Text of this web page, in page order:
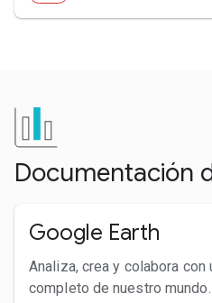
Documentación
Google Earth
Analiza, crea y colabora
completo de nuestro mundo.